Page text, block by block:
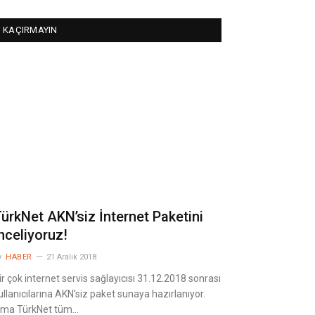
KAÇIRMAYIN
AKN’siz İnternet Paketini
HABER 21 Aralık 2018
çok internet servis sağlayıcısı 31.12.2018 sonrası
AKN’siz paket sunaya hazırlanıyor.
TürkNet tüm…